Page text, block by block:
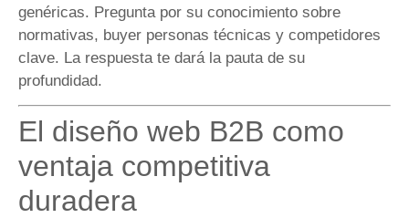
genéricas. Pregunta por su conocimiento sobre
normativas, buyer personas técnicas y competidores
clave. La respuesta te dará la pauta de su
profundidad.
El diseño web B2B como
ventaja competitiva
duradera